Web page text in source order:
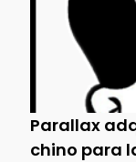
Parallax
chino para